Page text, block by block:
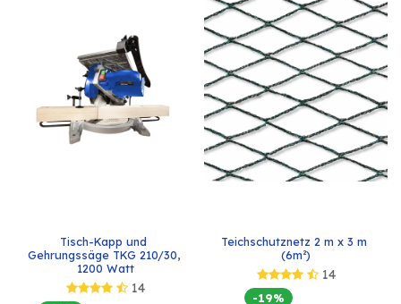
Tisch-Kapp und
Gehrungssäge TKG 210/30,
1200 Watt
14
Teichschutznetz 2 m x 3 m
(6m²)
14
-19%